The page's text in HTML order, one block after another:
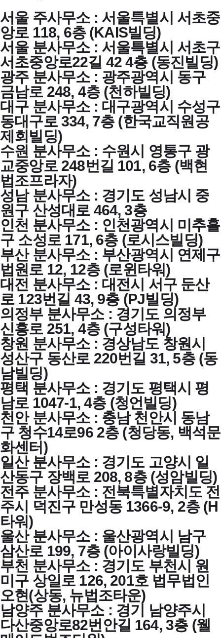
서울 주사무소 : 서울특별시 서초중
앙로 118, 6층 (KAIS빌딩)
서울 분사무소 : 서울특별시 서초구
서초중앙로22길 42 4층 (동진빌딩)
광주 분사무소 : 광주광역시 동구
금남로 248, 4층 (천하빌딩)
대구 분사무소 : 대구광역시 수성구
동대구로 334, 7층 (한국교직원공
제회빌딩)
수원 분사무소 : 수원시 영통구 광
교중앙로 248번길 101, 6층 (백현
법조프라자)
성남 분사무소 : 경기도 성남시 중
원구 산성대로 464, 3층
인천 분사무소 : 인천광역시 미추홀
구 소성로 171, 6층 (로시스빌딩)
부산 분사무소 : 부산광역시 연제구
법원로 12, 12층 (로윈타워)
대전 분사무소 : 대전시 서구 둔산
로 123번길 43, 9층 (PJ빌딩)
의정부 분사무소 : 경기도 의정부
신흥로 251, 4층 (구성타워)
창원 분사무소 : 경상남도 창원시
성산구 동산로 220번길 31, 5층 (동
남빌딩)
평택 분사무소 : 경기도 평택시 평
남로 1047-1, 4층 (청언빌딩)
천안 분사무소 : 충남 천안시 동남
구 청수14로96 2층 (청당동, 백석문
화센터)
일산 분사무소 : 경기도 고양시 일
산동구 장백로 208, 8층 (성암빌딩)
전주 분사무소 : 전북특별자치도 전
주시 덕진구 만성동 1366-9, 2층 (H
타워)
울산 분사무소 : 울산광역시 남구
삼산로 199, 7층 (아이사랑빌딩)
부천 분사무소 : 경기도 부천시 원
미구 상일로 126, 201호 법무법인
오현(상동, 뉴법조타운)
남양주 분사무소 : 경기 남양주시
다산중앙로82번안길 164, 3층 (웰